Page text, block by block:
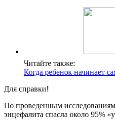
Читайте также:
Когда ребенок начинает
Для справки!
По проведенным
энцефалита спасла около 95%